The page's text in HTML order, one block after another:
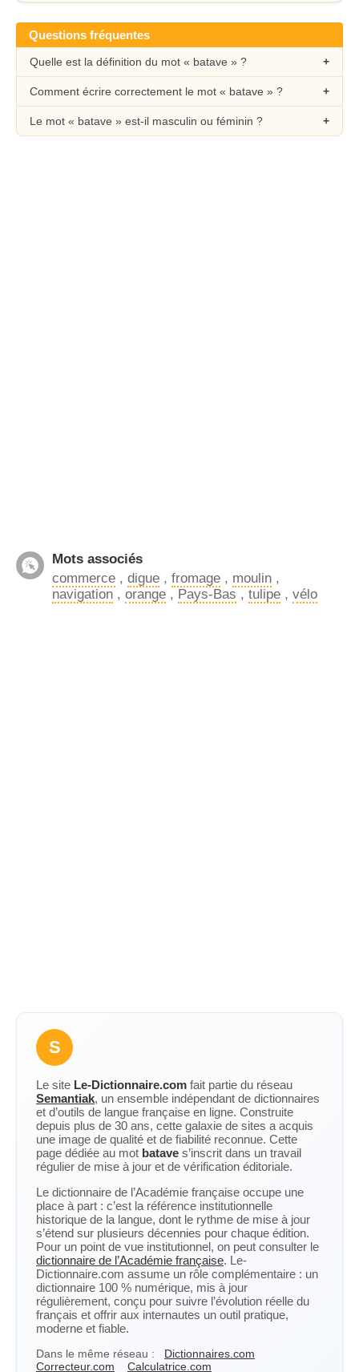
Mots associés
commerce , digue , fromage , moulin ,
navigation , orange , Pays-Bas , tulipe , vélo
Questions fréquentes
Quelle est la définition du mot « batave » ?
Comment écrire correctement le mot « batave » ?
Le mot « batave » est-il masculin ou féminin ?
S
Le site Le-Dictionnaire.com fait partie du réseau
Semantiak, un ensemble indépendant de dictionnaires
et d’outils de langue française en ligne. Construite
depuis plus de 30 ans, cette galaxie de sites a acquis
une image de qualité et de fiabilité reconnue. Cette
page dédiée au mot batave s’inscrit dans un travail
régulier de mise à jour et de vérification éditoriale.
Le dictionnaire de l’Académie française occupe une
place à part : c’est la référence institutionnelle
historique de la langue, dont le rythme de mise à jour
s’étend sur plusieurs décennies pour chaque édition.
Pour un point de vue institutionnel, on peut consulter le
dictionnaire de l’Académie française. Le-
Dictionnaire.com assume un rôle complémentaire : un
dictionnaire 100 % numérique, mis à jour
régulièrement, conçu pour suivre l’évolution réelle du
français et offrir aux internautes un outil pratique,
moderne et fiable.
Dans le même réseau :
Dictionnaires.com
Correcteur.com
Calculatrice.com